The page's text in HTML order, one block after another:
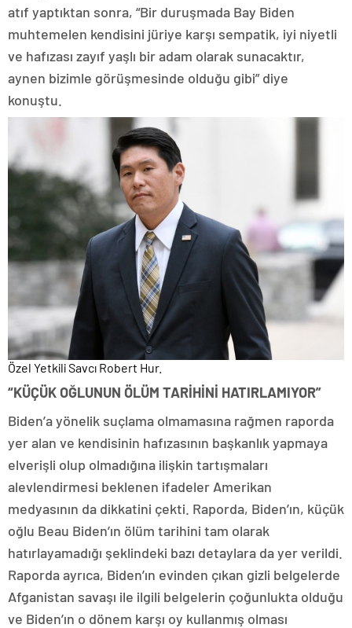
atıf yaptıktan sonra, “Bir duruşmada Bay Biden
muhtemelen kendisini jüriye karşı sempatik, iyi niyetli
ve hafızası zayıf yaşlı bir adam olarak sunacaktır,
aynen bizimle görüşmesinde olduğu gibi” diye
konuştu.
Özel Yetkili Savcı Robert Hur.
“KÜÇÜK OĞLUNUN ÖLÜM TARİHİNİ HATIRLAMIYOR”
Biden’a yönelik suçlama olmamasına rağmen raporda
yer alan ve kendisinin hafızasının başkanlık yapmaya
elverişli olup olmadığına ilişkin tartışmaları
alevlendirmesi beklenen ifadeler Amerikan
medyasının da dikkatini çekti. Raporda, Biden’ın, küçük
oğlu Beau Biden’ın ölüm tarihini tam olarak
hatırlayamadığı şeklindeki bazı detaylara da yer verildi.
Raporda ayrıca, Biden’ın evinden çıkan gizli belgelerde
Afganistan savaşı ile ilgili belgelerin çoğunlukta olduğu
ve Biden’ın o dönem karşı oy kullanmış olması